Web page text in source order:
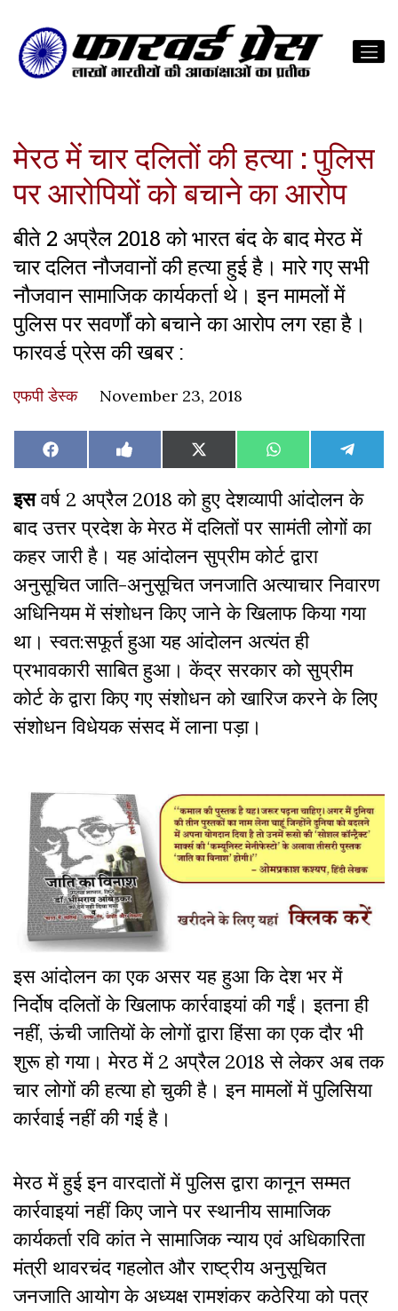
मेरठ में चार दलितों की हत्या : पुलिस
पर आरोपियों को बचाने का आरोप
बीते 2 अप्रैल 2018 को भारत बंद के बाद मेरठ में
चार दलित नौजवानों की हत्या हुई है। मारे गए सभी
नौजवान सामाजिक कार्यकर्ता थे। इन मामलों में
पुलिस पर सवर्णों को बचाने का आरोप लग रहा है।
फारवर्ड प्रेस की खबर :
एफपी डेस्‍क November 23, 2018
Share
on
Facebook Share
on
Like
on
Facebook
Share
on
X
(Twitter)
Share
on
WhatsAppShare
on
इसवर्ष 2 अप्रैल 2018 को हुए देशव्यापी आंदोलन के
बाद उत्तर प्रदेश के मेरठ में दलितों पर सामंती लोगों का
कहर जारी है। यह आंदोलन सुप्रीम कोर्ट द्वारा
अनुसूचित जाति-अनुसूचित जनजाति अत्याचार निवारण
अधिनियम में संशोधन किए जाने के खिलाफ किया गया
था। स्वत:सफूर्त हुआ यह आंदोलन अत्यंत ही
प्रभावकारी साबित हुआ। केंद्र सरकार को सुप्रीम
कोर्ट के द्वारा किए गए संशोधन को खारिज करने के लिए
संशोधन विधेयक संसद में लाना पड़ा।
इस आंदोलन का एक असर यह हुआ कि देश भर में
निर्दोष दलितों के खिलाफ कार्रवाइयां की गईं। इतना ही
नहीं, ऊंची जातियों के लोगों द्वारा हिंसा का एक दौर भी
शुरू हो गया। मेरठ में 2 अप्रैल 2018 से लेकर अब तक
चार लोगों की हत्या हो चुकी है। इन मामलों में पुलिसिया
कार्रवाई नहीं की गई है।
मेरठ में हुई इन वारदातों में पुलिस द्वारा कानून सम्मत
कार्रवाइयां नहीं किए जाने पर स्थानीय सामाजिक
कार्यकर्ता रवि कांत ने सामाजिक न्याय एवं अधिकारिता
मंत्री थावरचंद गहलोत और राष्ट्रीय अनुसूचित
जनजाति आयोग के अध्यक्ष रामशंकर कठेरिया को पत्र